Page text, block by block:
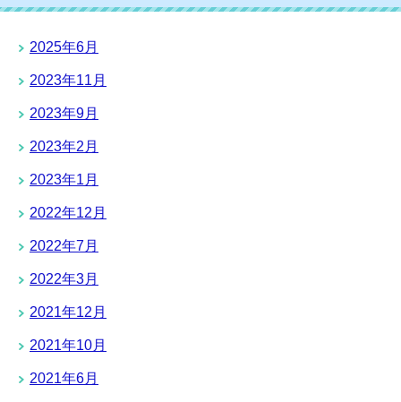
2025年6月
2023年11月
2023年9月
2023年2月
2023年1月
2022年12月
2022年7月
2022年3月
2021年12月
2021年10月
2021年6月